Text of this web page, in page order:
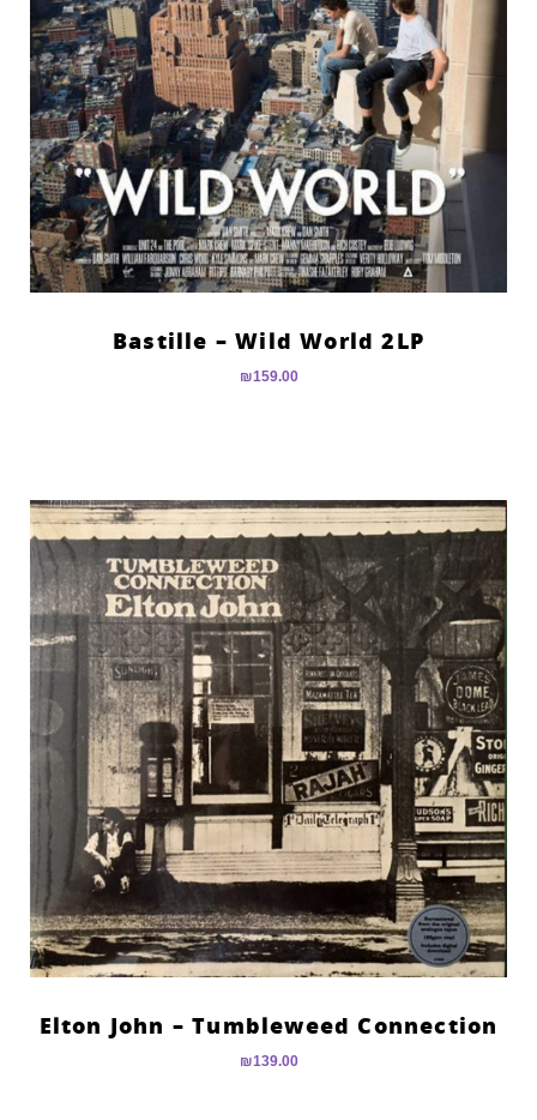
Bastille – Wild World 2LP
₪159.00
Elton John – Tumbleweed Connection
₪139.00